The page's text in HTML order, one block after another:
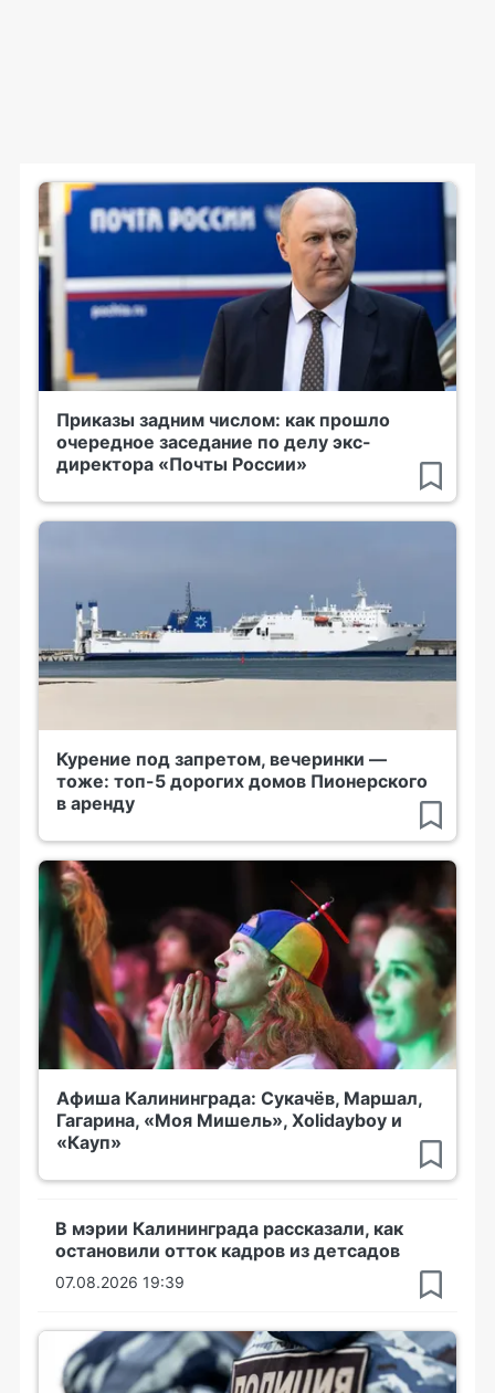
Приказы задним числом: как прошло
очередное заседание по делу экс-
директора «Почты России»
Курение под запретом, вечеринки —
тоже: топ-5 дорогих домов Пионерского
в аренду
Афиша Калининграда: Сукачёв, Маршал,
Гагарина, «Моя Мишель», Xolidayboy и
«Кауп»
В мэрии Калининграда рассказали, как
остановили отток кадров из детсадов
07.08.2026 19:39